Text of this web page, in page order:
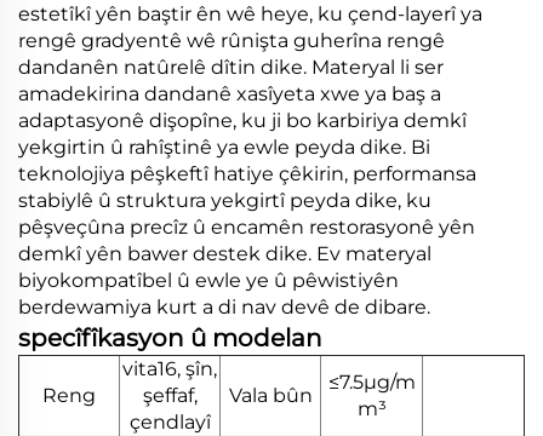
estetîkî yên baştir ên wê heye, ku çend-layerî ya
rengê gradyentê wê rûnişta guherîna rengê
dandanên natûrelê dîtin dike. Materyal li ser
amadekirina dandanê xasîyeta xwe ya baş a
adaptasyonê dişopîne, ku ji bo karbiriya demkî
yekgirtin û rahîştinê ya ewle peyda dike. Bi
teknolojiya pêşkeftî hatiye çêkirin, performansa
stabiylê û struktura yekgirtî peyda dike, ku
pêşveçûna precîz û encamên restorasyonê yên
demkî yên bawer destek dike. Ev materyal
biyokompatîbel û ewle ye û pêwistiyên
berdewamiya kurt a di nav devê de dibare.
specîfîkasyon û modelan
Reng
vita16, şîn,
şeffaf,
çendlayî
Vala bûn
≤7.5μg/m
m³